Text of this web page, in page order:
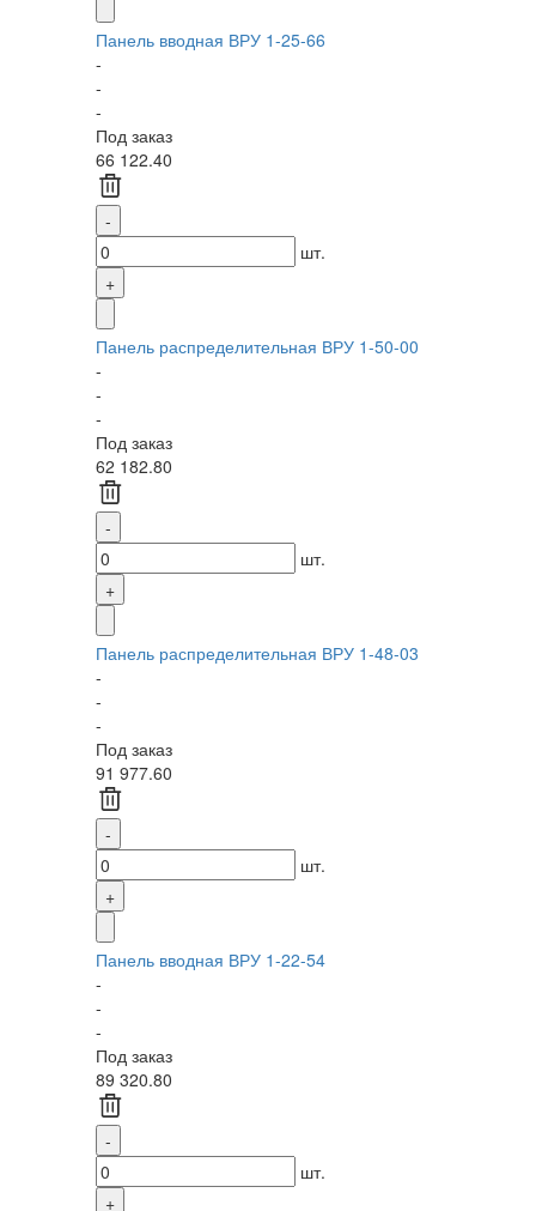
Панель вводная ВРУ 1-25-66
-
-
-
Под заказ
66 122.40
шт.
Панель распределительная ВРУ 1-50-00
-
-
-
Под заказ
62 182.80
шт.
Панель распределительная ВРУ 1-48-03
-
-
-
Под заказ
91 977.60
шт.
Панель вводная ВРУ 1-22-54
-
-
-
Под заказ
89 320.80
шт.